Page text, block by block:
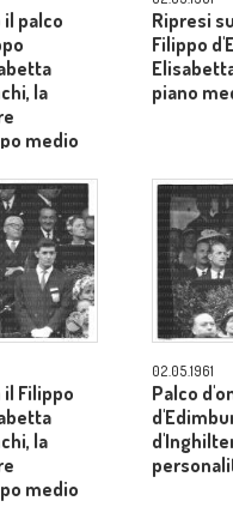
il palco
la
medio
Ripresi
Filippo
piano
il Filippo
la
medio
02.05.1961
Palco